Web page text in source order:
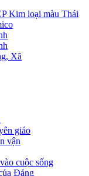
Kim loại màu Thái
Xã
giáo
vận
cuộc sống
Đảng